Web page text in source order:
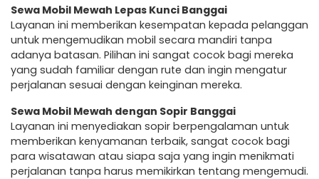
Sewa Mobil Mewah Lepas Kunci Banggai
Layanan ini memberikan kesempatan kepada pelanggan
untuk mengemudikan mobil secara mandiri tanpa
adanya batasan. Pilihan ini sangat cocok bagi mereka
yang sudah familiar dengan rute dan ingin mengatur
perjalanan sesuai dengan keinginan mereka.
Sewa Mobil Mewah dengan Sopir Banggai
Layanan ini menyediakan sopir berpengalaman untuk
memberikan kenyamanan terbaik, sangat cocok bagi
para wisatawan atau siapa saja yang ingin menikmati
perjalanan tanpa harus memikirkan tentang mengemudi.